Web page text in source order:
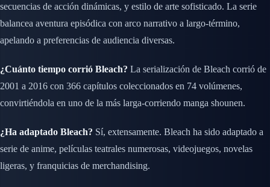
secuencias de acción dinámicas, y estilo de arte sofisticado. La serie
balancea aventura episódica con arco narrativo a largo-término,
apelando a preferencias de audiencia diversas.
¿Cuánto tiempo corrió Bleach? La serialización de Bleach corrió de
2001 a 2016 con 366 capítulos coleccionados en 74 volúmenes,
convirtiéndola en uno de la más larga-corriendo manga shounen.
¿Ha adaptado Bleach? Sí, extensamente. Bleach ha sido adaptado a
serie de anime, películas teatrales numerosas, videojuegos, novelas
ligeras, y franquicias de merchandising.